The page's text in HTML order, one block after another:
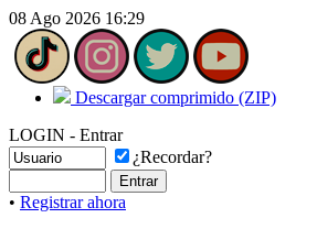
08 Ago 2026 16:29
Descargar comprimido (ZIP)
LOGIN - Entrar
¿Recordar?
• Registrar ahora